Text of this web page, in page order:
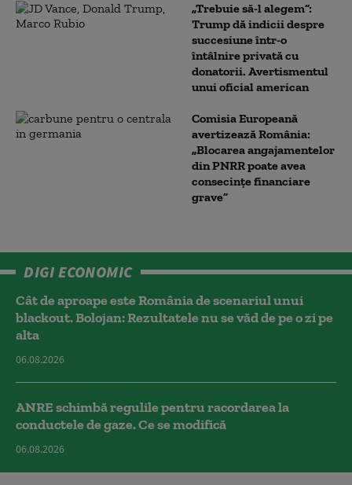
„Trebuie să-l alegem”:
Trump dă indicii despre
succesiune într-o
întâlnire privată cu
donatorii. Avertismentul
unui oficial american
Comisia Europeană
avertizează România:
„Blocarea angajamentelor
din PNRR poate avea
consecințe financiare
grave”
DIGI ECONOMIC
Cât de aproape este România de scenariul unui
blackout. Bolojan: Rezultatele nu se văd de pe o zi pe
alta
06.08.2026
ANRE schimbă regulile pentru racordarea la
conductele de gaze. Ce se modifică
06.08.2026